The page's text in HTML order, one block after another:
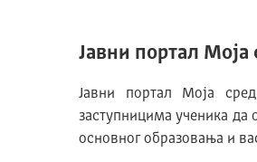
Јавни портал
Јавни портал Моја
заступницима ученика да
основног образовања и